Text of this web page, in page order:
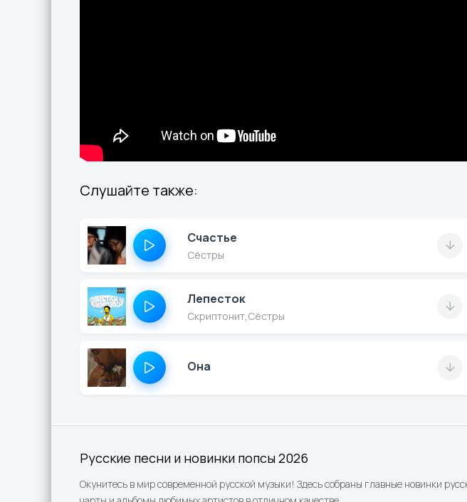
Русские песни и новинки попсы 2026
Окунитесь в мир современной русской музыки! Здесь собраны главные новинки
Слушайте также:
Счастье
Сёстры
Лепесток
Скриптонит Сёстры
Она